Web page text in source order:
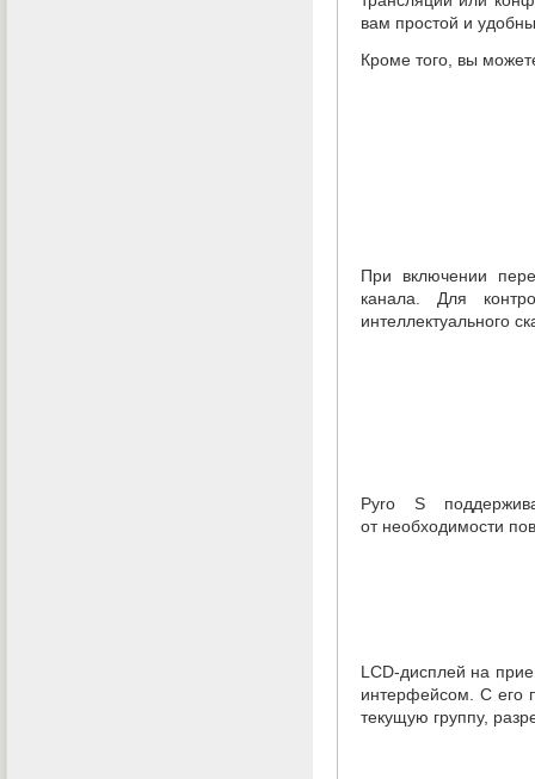
вам простой и
Кроме того вы
При включении
канала. Для
интеллектуального
Pyro S
от необходимости
LCD-дисплей на
интерфейсом. С его
текущую группу,